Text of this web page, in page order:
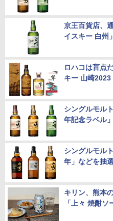
京王百貨店、
イスキー 白州
ロハコは盲点
キー 山崎
シングルモル
年記念ラベル
シングルモル
年」などを抽
キリン、熊本
「上々 焼酎